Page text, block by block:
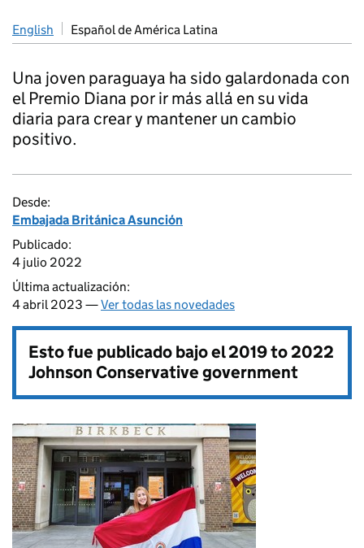
English Español de América Latina
Una joven paraguaya ha sido galardonada con
el Premio Diana por ir más allá en su vida
diaria para crear y mantener un cambio
positivo.
Desde:
Embajada Británica Asunción
Publicado:
4 julio 2022
Última actualización:
4 abril 2023 —Ver todas las novedades
Esto fue publicado bajo el2019 to 2022
Johnson Conservative government